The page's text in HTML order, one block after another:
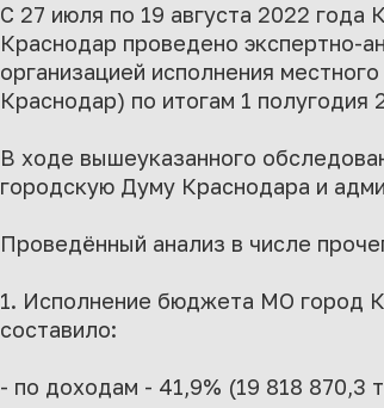
С 27 июля по 19 августа 2022 года
Краснодар проведено экспертно-
организацией исполнения
Краснодар) по итогам 1 полугодия
В ходе вышеуказанного
городскую Думу Краснодара и
Проведённый анализ в числе
1. Исполнение бюджета МО город
составило:
- по доходам - 41,9% (19 818 870,3